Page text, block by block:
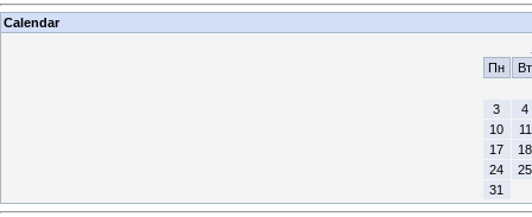
Calendar
Пн
Вт
3
4
10
11
17
18
24
25
31